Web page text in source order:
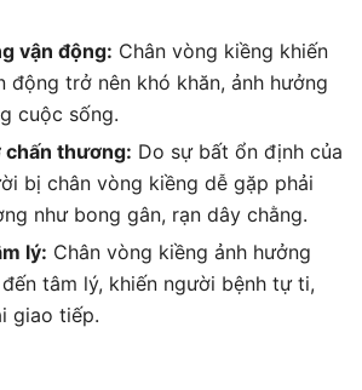
vận động: Chân vòng kiềng khiến
động trở nên khó khăn, ảnh hưởng
cuộc sống.
chấn thương: Do sự bất ổn định của
bị chân vòng kiềng dễ gặp phải
như bong gân, rạn dây chằng.
lý: Chân vòng kiềng ảnh hưởng
tâm lý, khiến người bệnh tự ti,
giao tiếp.